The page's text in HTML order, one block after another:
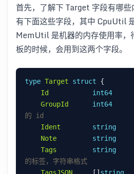
首先，了解下 Target 字段有哪
有下面这些字段，其中 CpuUtil
MemUtil 是机器的内存使用率，
板的时候，会用到这两个字段。
type Target struct
Id
int64
GroupId
int64
Ident
string
Note
string
Tags
string